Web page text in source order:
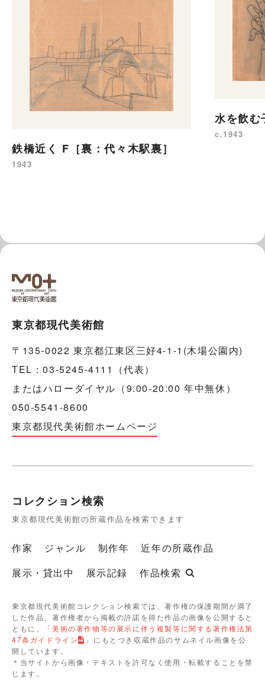
鉄橋近く F［裏：代々木駅裏］
1943
水を飲む
c.1943
東京都現代美術館
〒135-0022 東京都江東区三好4-1-1(木場公園内)
TEL：03-5245-4111（代表）
またはハローダイヤル（9:00-20:00 年中無休）
050-5541-8600
東京都現代美術館ホームページ
コレクション検索
東京都現代美術館の所蔵作品を検索できます
作家 ジャンル 制作年
近年の所蔵作品
展示・貸出中
展示記録 作品検索
東京都現代美術館コレクション検索では、著作権の保護期間が満了
した作品、著作権者から掲載の許諾を得た作品の画像を公開すると
ともに、「美術の著作物等の展示に伴う複製等に関する著作権法第
47条ガイドライン
」にもとづき収蔵作品のサムネイル画像を公
開しています。
＊当サイトから画像・テキストを許可なく使用・転載することを禁
じます。